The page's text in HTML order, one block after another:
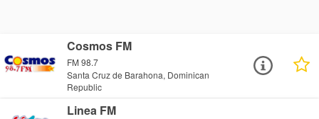
Cosmos FM
FM 98.7
Santa Cruz de Barahona, Dominican
Republic
Linea FM